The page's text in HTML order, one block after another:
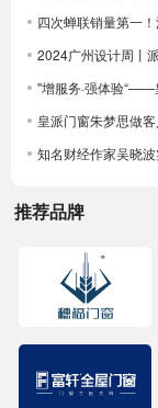
四次蝉联销量第一！派雅门窗
2024广州设计周丨
"增服务·强体验“——皇海
皇派门窗朱梦思做客人
知名财经作家吴晓波实地探访皇
推荐品牌